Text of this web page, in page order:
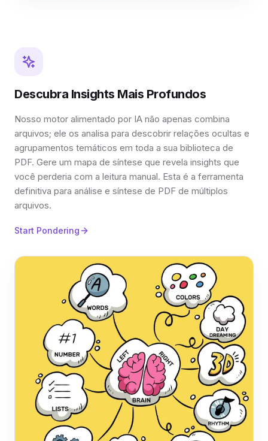
Descubra Insights Mais Profundos
Nosso motor alimentado por IA não apenas combina
arquivos; ele os analisa para descobrir relações ocultas e
agrupamentos temáticos em toda a sua biblioteca de
PDF. Gere um mapa de síntese que revela insights que
você perderia com a leitura manual. Esta é a ferramenta
definitiva para análise e síntese de PDF de múltiplos
arquivos.
Start Pondering